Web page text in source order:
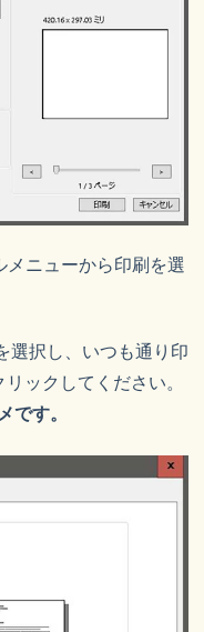
メニューから印刷を選
選択し、いつも通り印
ックしてください。
です。